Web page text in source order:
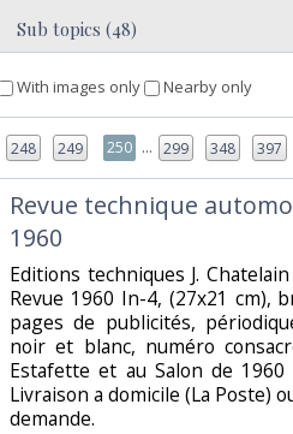
Sub topics (48)
With images only Nearby only
248 249 250 ... 299 348 397
‎Revue technique
1960‎
‎Editions techniques J.
Revue 1960 In-4, (27x21 cm),
pages de publicités,
noir et blanc, numéro
Estafette et au Salon de
Livraison a domicile (La Poste)
demande.‎